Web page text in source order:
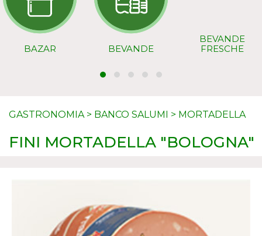
BAZAR BEVANDE
BEVANDE
FRESCHE
GASTRONOMIA> BANCO SALUMI > MORTADELLA
FINI MORTADELLA "BOLOGNA"